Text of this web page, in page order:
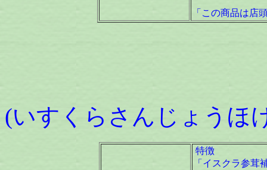
「この商品は店
(いすくらさんじょう
特徴
「イスクラ参茸